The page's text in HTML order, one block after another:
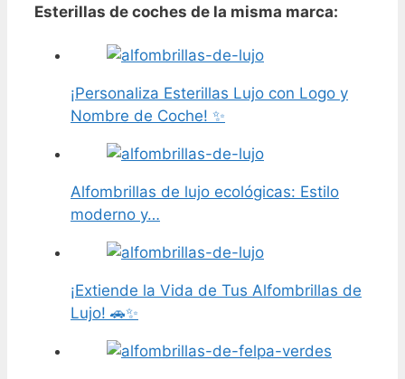
Esterillas de coches de la misma marca:
¡Personaliza Esterillas Lujo con Logo y
Nombre de Coche! ✨
Alfombrillas de lujo ecológicas: Estilo
moderno y…
¡Extiende la Vida de Tus Alfombrillas de
Lujo! 🚗✨